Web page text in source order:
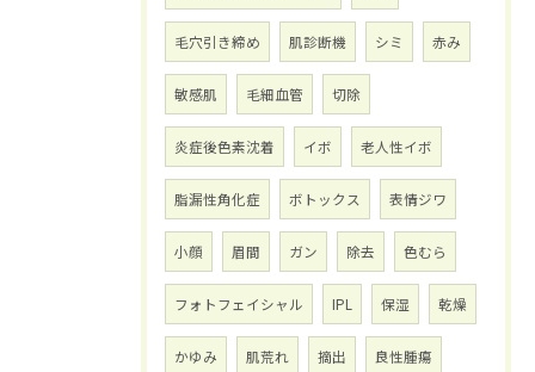
毛穴引き締め 肌診断機 シミ 赤み
敏感肌 毛細血管 切除
炎症後色素沈着 イボ 老人性イボ
脂漏性角化症 ボトックス 表情ジワ
小顔 眉間 ガン 除去 色むら
フォトフェイシャル IPL 保湿 乾燥
かゆみ 肌荒れ 摘出 良性腫瘍